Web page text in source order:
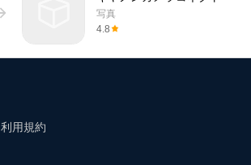
写真
4.8
利用規約